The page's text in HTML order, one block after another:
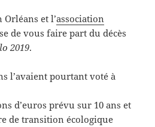
et l’association
de vous faire part du décès
2019.
l’avaient pourtant voté à
d’euros prévu sur 10 ans et
de transition écologique